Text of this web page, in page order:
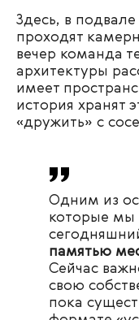
Здесь, в
проходят
вечер команда
архитектуры
имеет
история хранят
«дружить» с
Одним из
которые
памятью
Сейчас
свою
пока